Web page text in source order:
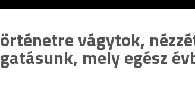
vágytok,
mely egész